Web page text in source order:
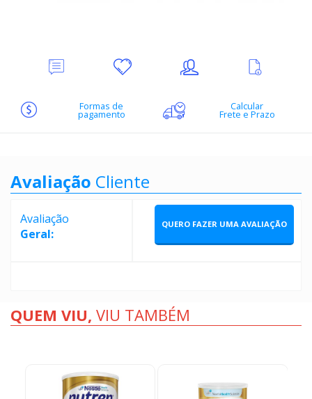
Comentário
Indique
informações
Formas de
pagamento
Calcular
Frete e Prazo
Avaliação Cliente
Avaliação
Geral:
QUERO FAZER UMA AVALIAÇÃO
QUEM VIU, VIU TAMBÉM